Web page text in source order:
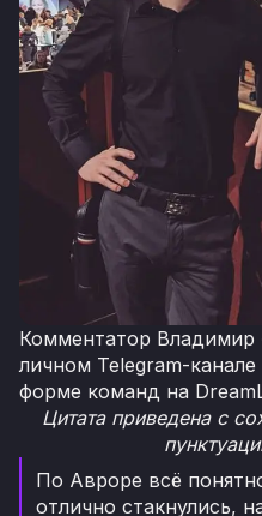
Комментатор Владимир
личном Telegram-
форме команд на
Цитата приведена с
По Авроре всё
отлично стакнулись,